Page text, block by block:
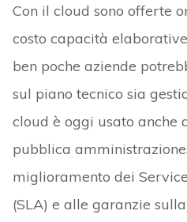
Con il cloud sono offerte
costo capacità
ben poche aziende
sul piano tecnico sia
cloud è oggi usato anche
pubblica
miglioramento dei
(SLA) e alle garanzie